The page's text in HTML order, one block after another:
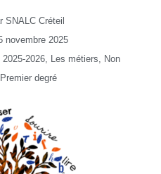
SNALC Créteil
novembre 2025
2026, Les métiers, Non
Premier degré